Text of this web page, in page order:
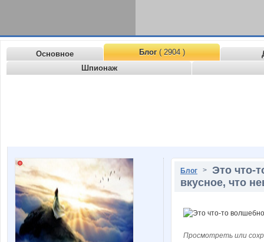
Основное Блог( 2904 )
Шпионаж
Блог > Это что-
вкусное, что
Просмотреть или